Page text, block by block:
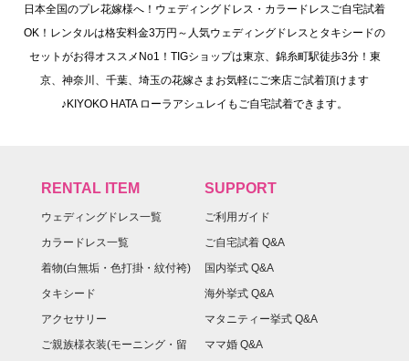
日本全国のプレ花嫁様へ！ウェディングドレス・カラードレスご自宅試着
OK！レンタルは格安料金3万円～人気ウェディングドレスとタキシードの
セットがお得オススメNo1！TIGショップは東京、錦糸町駅徒歩3分！東
京、神奈川、千葉、埼玉の花嫁さまお気軽にご来店ご試着頂けます
♪KIYOKO HATA ローラアシュレイもご自宅試着できます。
RENTAL ITEM
ウェディングドレス一覧
カラードレス一覧
着物(白無垢・色打掛・紋付袴)
タキシード
アクセサリー
ご親族様衣装(モーニング・留
SUPPORT
ご利用ガイド
ご自宅試着 Q&A
国内挙式 Q&A
海外挙式 Q&A
マタニティー挙式 Q&A
ママ婚 Q&A